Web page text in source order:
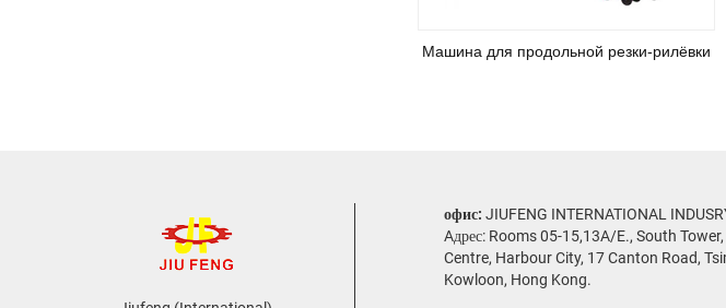
Машина для продольной резки-рилёвки
офис: JIUFENG INTERNATIONAL
Aдрес: Rooms 05-15,13A/E., South
Centre, Harbour City, 17 Canton Road,
Kowloon, Hong Kong.